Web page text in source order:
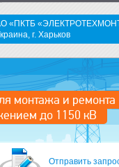
монтажа и ремонта
до 1150 кВ
«ПКТБ
г. Харьков
Отправить